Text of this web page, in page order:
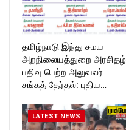
தமிழ்நாடு இந்து சமய
அறநிலையத்துறை அரசிதழ்
பதிவு பெற்ற அலுவலர்
சங்கத் தேர்தல்: புதிய…
LATEST NEWS